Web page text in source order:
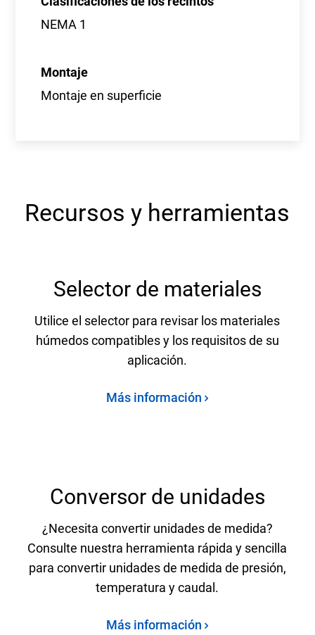
NEMA 1
Montaje
Montaje en superficie
Recursos y herramientas
Selector de materiales
Utilice el selector para revisar los materiales
húmedos compatibles y los requisitos de su
aplicación.
Más información
Conversor de unidades
¿Necesita convertir unidades de medida?
Consulte nuestra herramienta rápida y sencilla
para convertir unidades de medida de presión,
temperatura y caudal.
Más información